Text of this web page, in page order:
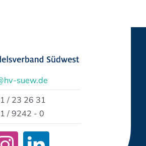
suew.de
/ 23 26 31
/ 9242 - 0